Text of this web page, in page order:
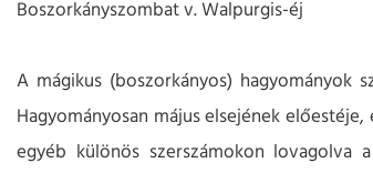
Boszorkányszombat v. Walpurgis-éj
A mágikus (boszorkányos) hagyományok
Hagyományosan május elsejének
egyéb különös szerszámokon lovagolva